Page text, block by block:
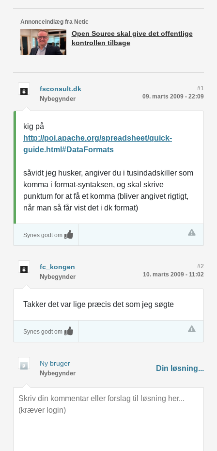
Annonceindlæg fra Netic
Open Source skal give det offentlige
kontrollen tilbage
fsconsult.dk
Nybegynder 09. marts 2009 - 22:09
#1
kig på
http://poi.apache.org/spreadsheet/quick-
guide.html#DataFormats
såvidt jeg husker, angiver du i tusindadskiller som
komma i format-syntaksen, og skal skrive
punktum for at få et komma (bliver angivet rigtigt,
når man så får vist det i dk format)
Synes godt om
fc_kongen
Nybegynder 10. marts 2009 - 11:02
#2
Takker det var lige præcis det som jeg søgte
Synes godt om
Ny bruger
Nybegynder
Din løsning...